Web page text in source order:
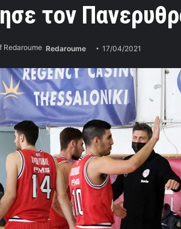
τον
Redaroume 17/04/2021